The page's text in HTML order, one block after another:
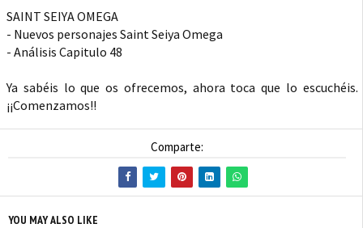
SAINT SEIYA OMEGA
- Nuevos personajes Saint Seiya Omega
- Análisis Capitulo 48
Ya sabéis lo que os ofrecemos, ahora toca que lo escuchéis.
¡¡Comenzamos!!
Comparte:
YOU MAY ALSO LIKE